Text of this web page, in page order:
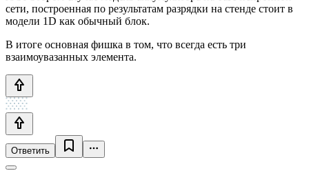
сети, построенная по результатам разрядки на стенде стоит в
модели 1D как обычный блок.
В итоге основная фишка в том, что всегда есть три
взаимоувазанных элемента.
Ответить